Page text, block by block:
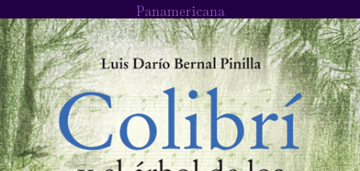
Panamericana